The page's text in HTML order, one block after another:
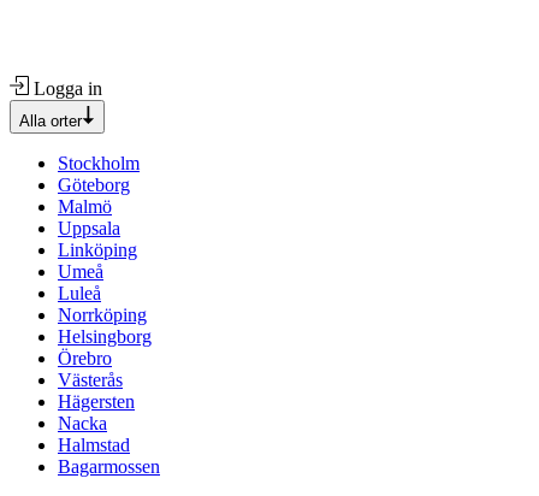
Logga in
Alla orter
Stockholm
Göteborg
Malmö
Uppsala
Linköping
Umeå
Luleå
Norrköping
Helsingborg
Örebro
Västerås
Hägersten
Nacka
Halmstad
Bagarmossen